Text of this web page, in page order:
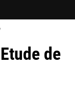
Etude de